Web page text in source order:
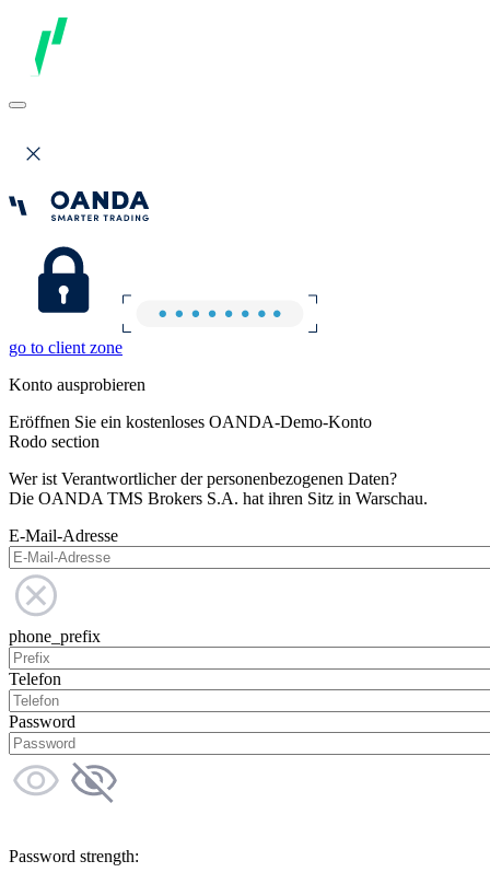
go to client zone
Konto ausprobieren
Eröffnen Sie ein kostenloses OANDA-Demo-Konto
Rodo section
Wer ist Verantwortlicher der personenbezogenen Daten?
Die OANDA TMS Brokers S.A. hat ihren Sitz in Warschau.
E-Mail-Adresse
phone_prefix
Telefon
Password
Password strength: